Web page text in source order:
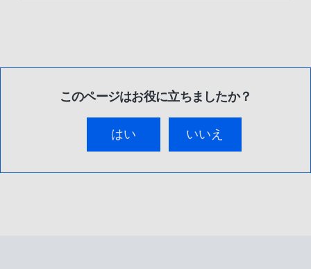
このページはお役に立ちましたか？
はい いいえ